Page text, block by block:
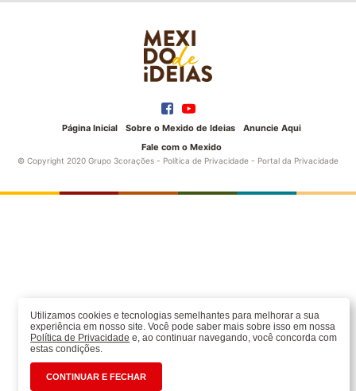
Utilizamos cookies e tecnologias semelhantes para melhorar a sua
experiência em nosso site. Você pode saber mais sobre isso em nossa
Política de Privacidade e, ao continuar navegando, você concorda com
estas condições.
CONTINUAR E FECHAR
Página Inicial Sobre o Mexido de Ideias
Anuncie Aqui
Fale com o Mexido
© Copyright 2020 Grupo 3corações - Política de Privacidade - Portal da Privacidade